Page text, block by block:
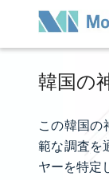
韓国の
この韓国の
範な調査を
ヤーを特定